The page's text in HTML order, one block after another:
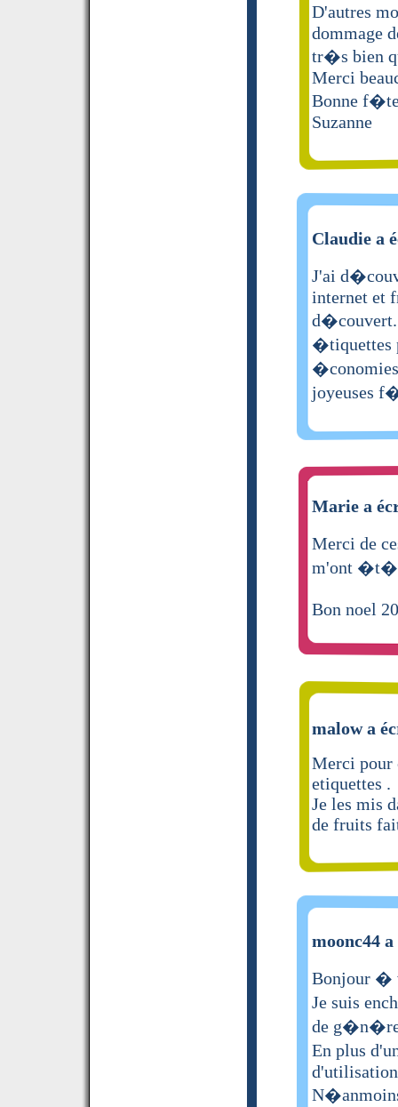
D'autres
dommage
tr�s bien
Merci
Bonne
Suzanne
Claudie a
J'ai
internet et
d�couvert.
�tiquettes
joyeuses
Marie a
Merci de
m'ont �t�
Bon noel
malow a
Merci pour
etiquettes .
Je les mis
de fruits
moonc44
Bonjour �
Je suis
de
En plus